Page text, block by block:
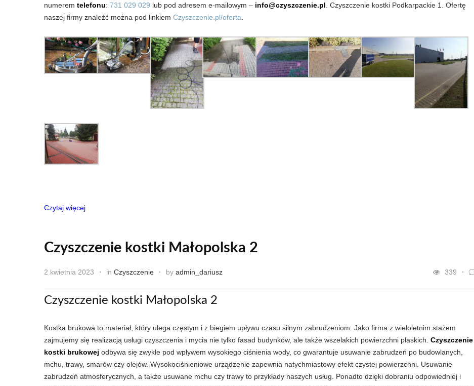
numerem telefonu: 731 029 029 lub pod adresem e-mailowym – info@czyszczenie.pl . Czyszczenie kostki Podkarpackie 1. Ofertę
naszej firmy znaleźć można pod linkiem Czyszczenie.pl/oferta
Czytaj więcej
Czyszczenie kostki Małopolska 2
2 kwietnia 2023 in Czyszczenie by admin_dariusz 339
Czyszczenie kostki Małopolska 2
Kostka brukowa to materiał, który ulega częstym i z biegiem upływu czasu silnym zabrudzeniom. Jako firma z wieloletnim stażem
zajmujemy się realizacją usługi czyszczenia i mycia nie tylko fasad budynków, ale także wszelakich powierzchni płaskich. Czyszczenie
kostki brukowej odbywa się zwykle pod wpływem wysokiego ciśnienia wody, co gwarantuje usuwanie zabrudzeń po budowlanych,
mchu, trawy, smarów czy olejów. Wysokociśnieniowe urządzenie zapewnia natychmiastowy efekt czystej powierzchni. Usuwanie
zabrudzeń atmosferycznych, a także usuwane mchu czy trawy to przykłady naszych usług. Ponadto dzięki dobraniu odpowiedniej i